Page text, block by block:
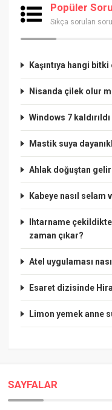
Popüler
Sıkça sorulan
Kaşıntıya hangi
Nisanda çilek olur
Windows 7 kaldırıldı
Mastik suya
Ahlak doğuştan
Kabeye nasıl selam
Ihtarname
zaman çıkar?
Atel uygulaması
Esaret dizisinde
Limon yemek anne
SAYFALAR